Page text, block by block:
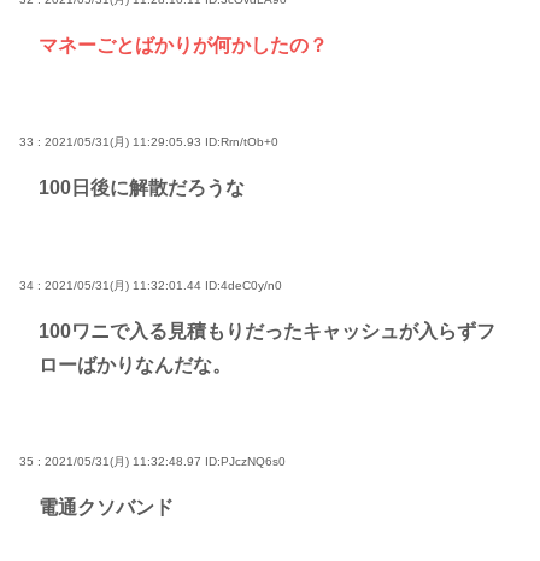
マネーごとばかりが何かしたの？
33 : 2021/05/31(月) 11:29:05.93 ID:Rrn/tOb+0
100日後に解散だろうな
34 : 2021/05/31(月) 11:32:01.44 ID:4deC0y/n0
100ワニで入る見積もりだったキャッシュが入らずフ
ローばかりなんだな。
35 : 2021/05/31(月) 11:32:48.97 ID:PJczNQ6s0
電通クソバンド